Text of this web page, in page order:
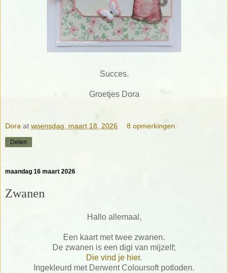
Succes.
Groetjes Dora
Dora at woensdag, maart 18, 2026 8 opmerkingen:
Delen
maandag 16 maart 2026
Zwanen
Hallo allemaal,
Een kaart met twee zwanen.
De zwanen is een digi van mijzelf;
Die vind je hier.
Ingekleurd met Derwent Coloursoft potloden.